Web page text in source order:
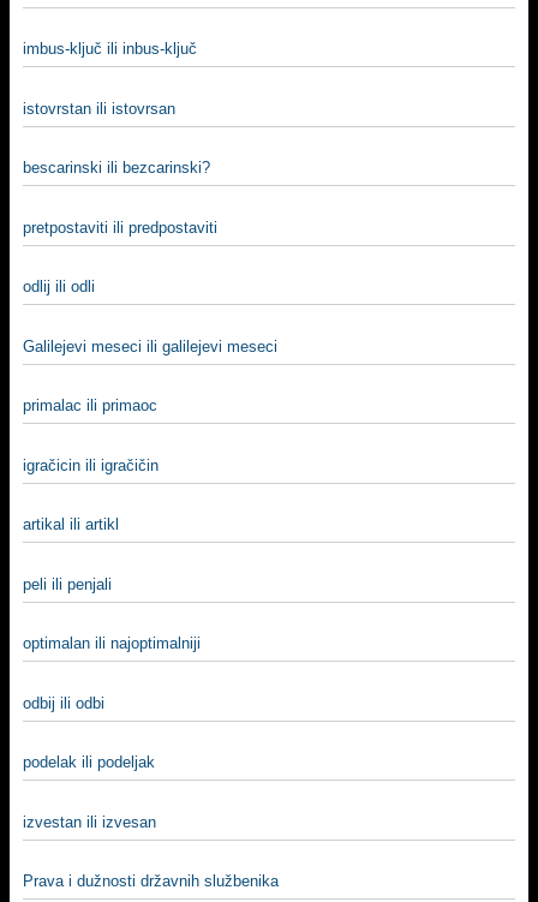
imbus-klјuč ili inbus-klјuč
istovrstan ili istovrsan
bescarinski ili bezcarinski?
pretpostaviti ili predpostaviti
odlij ili odli
Galilejevi meseci ili galilejevi meseci
primalac ili primaoc
igračicin ili igračičin
artikal ili artikl
peli ili penjali
optimalan ili najoptimalniji
odbij ili odbi
podelak ili podeljak
izvestan ili izvesan
Prava i dužnosti državnih službenika